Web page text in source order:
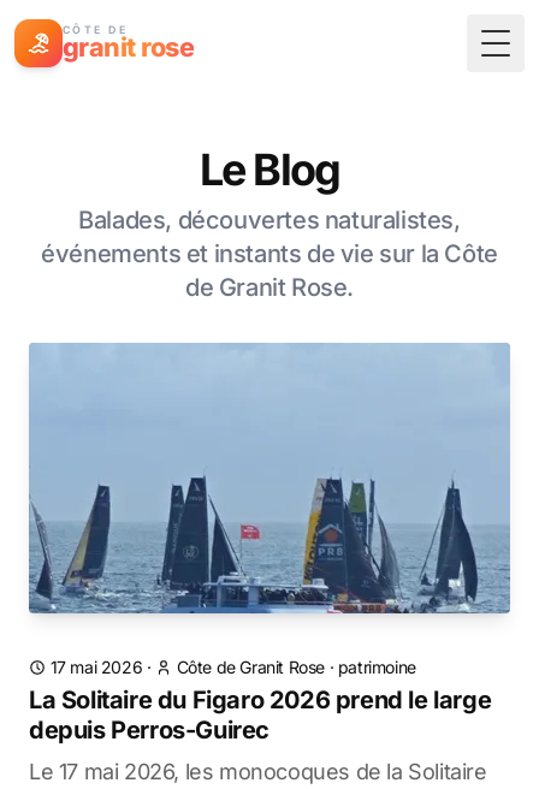
CÔTE DE
granit rose
Le Blog
Balades, découvertes naturalistes,
événements et instants de vie sur la Côte
de Granit Rose.
17 mai 2026 · Côte de Granit Rose · patrimoine
La Solitaire du Figaro 2026 prend le large
depuis Perros-Guirec
Le 17 mai 2026, les monocoques de la Solitaire